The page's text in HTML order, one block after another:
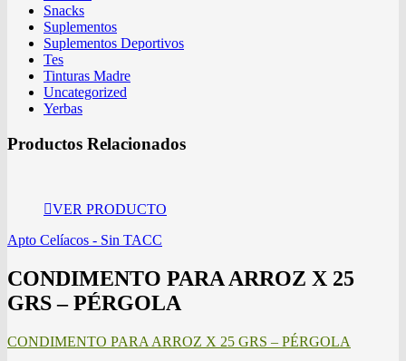
Snacks
Suplementos
Suplementos Deportivos
Tes
Tinturas Madre
Uncategorized
Yerbas
Productos Relacionados
VER PRODUCTO
Apto Celíacos - Sin TACC
CONDIMENTO PARA ARROZ X 25
GRS – PÉRGOLA
CONDIMENTO PARA ARROZ X 25 GRS – PÉRGOLA